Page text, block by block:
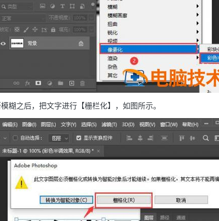
糊之后，把文字进行【栅栏化】，如图所示。